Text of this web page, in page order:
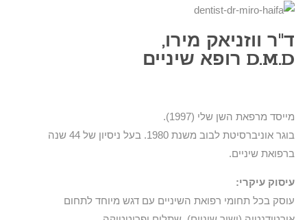
ד"ר ווזניאק מירו,
D.M.D רופא שיניים
מייסד מרפאת השן שלי (1997).
בוגר אוניברסיטת לבוב משנת 1980. בעל ניסיון של 44 שנה
ברפואת שיניים.
עיסוק עיקרי:
עוסק בכל תחומי רפואת השיניים עם דגש מיוחד לתחום